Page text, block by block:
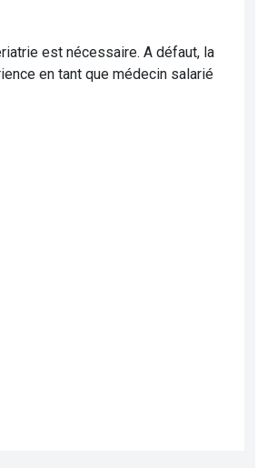
est nécessaire. A défaut, la
en tant que médecin salarié